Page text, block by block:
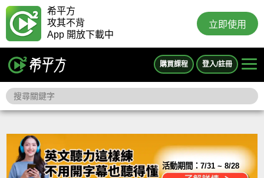
希平方
攻其不背
App 開放下載中
立即使用
購買課程 登入/註冊
活動期間：7/31 ~ 8/28